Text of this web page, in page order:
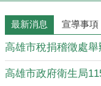
最新消息 宣導事項